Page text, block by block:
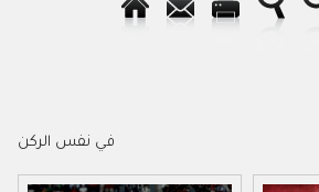
في نفس الركن